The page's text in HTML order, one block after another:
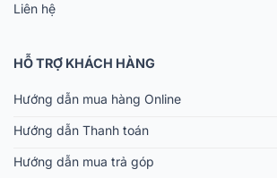
Liên hệ
HỖ TRỢ KHÁCH HÀNG
Hướng dẫn mua hàng Online
Hướng dẫn Thanh toán
Hướng dẫn mua trả góp